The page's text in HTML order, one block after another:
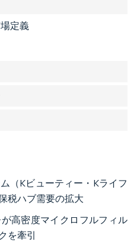
定義
（Kビューティー・Kライフ
税ハブ需要の拡大
高密度マイクロフルフィル
を牽引